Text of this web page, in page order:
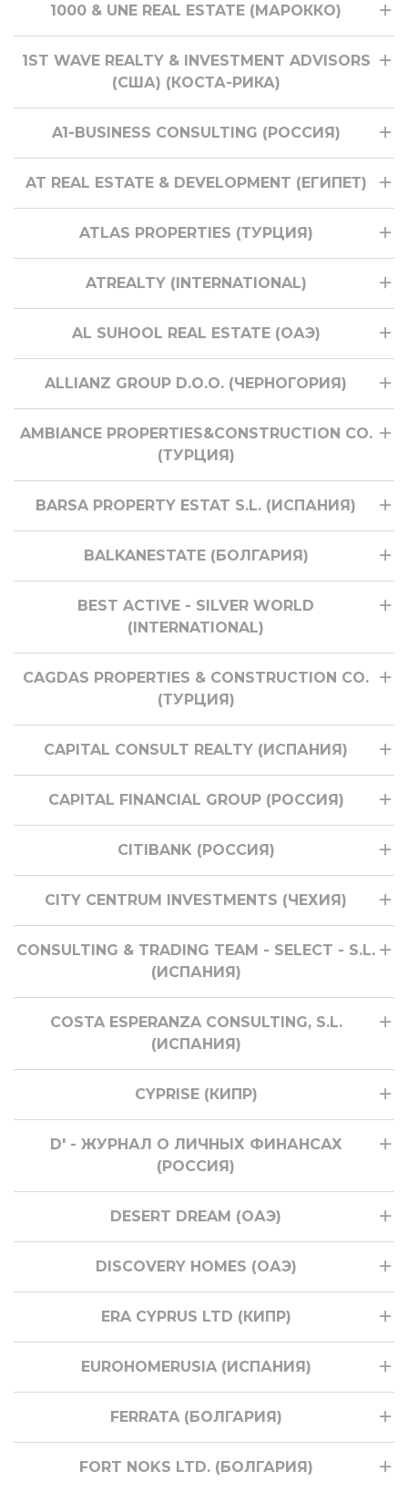
1000 & UNE REAL ESTATE (МАРОККО)
1ST WAVE REALTY & INVESTMENT ADVISORS
(США) (КОСТА-РИКА)
A1-BUSINESS CONSULTING (РОССИЯ)
AT REAL ESTATE & DEVELOPMENT (ЕГИПЕТ)
ATLAS PROPERTIES (ТУРЦИЯ)
ATREALTY (INTERNATIONAL)
AL SUHOOL REAL ESTATE (ОАЭ)
ALLIANZ GROUP D.O.O. (ЧЕРНОГОРИЯ)
AMBIANCE PROPERTIES&CONSTRUCTION CO.
(ТУРЦИЯ)
BARSA PROPERTY ESTAT S.L. (ИСПАНИЯ)
BALKANESTATE (БОЛГАРИЯ)
BEST ACTIVE - SILVER WORLD
(INTERNATIONAL)
CAGDAS PROPERTIES & CONSTRUCTION CO.
(ТУРЦИЯ)
CAPITAL CONSULT REALTY (ИСПАНИЯ)
CAPITAL FINANCIAL GROUP (РОССИЯ)
CITIBANK (РОССИЯ)
CITY CENTRUM INVESTMENTS (ЧЕХИЯ)
CONSULTING & TRADING TEAM - SELECT - S.L.
(ИСПАНИЯ)
COSTA ESPERANZA CONSULTING, S.L.
(ИСПАНИЯ)
CYPRISE (КИПР)
D' - ЖУРНАЛ О ЛИЧНЫХ ФИНАНСАХ
(РОССИЯ)
DESERT DREAM (ОАЭ)
DISCOVERY HOMES (ОАЭ)
ERA CYPRUS LTD (КИПР)
EUROHOMERUSIA (ИСПАНИЯ)
FERRATA (БОЛГАРИЯ)
FORT NOKS LTD. (БОЛГАРИЯ)